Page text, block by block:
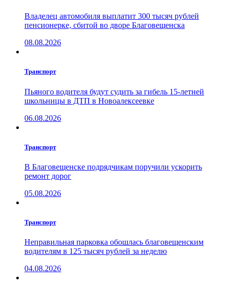
Владелец автомобиля выплатит 300 тысяч рублей
пенсионерке, сбитой во дворе Благовещенска
08.08.2026
Транспорт
Пьяного водителя будут судить за гибель 15-летней
школьницы в ДТП в Новоалексеевке
06.08.2026
Транспорт
В Благовещенске подрядчикам поручили ускорить
ремонт дорог
05.08.2026
Транспорт
Неправильная парковка обошлась благовещенским
водителям в 125 тысяч рублей за неделю
04.08.2026